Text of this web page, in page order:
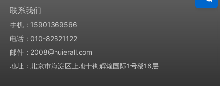
联系我们
手机：15901369566
电话：010-82621122
邮件：2008@huierall.com
地址：北京市海淀区上地十街辉煌国际1号楼18层